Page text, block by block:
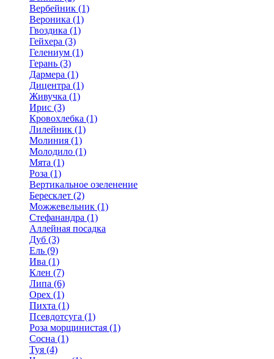
Вербейник (1)
Вероника (1)
Гвоздика (1)
Гейхера (3)
Гелениум (1)
Герань (3)
Дармера (1)
Дицентра (1)
Живучка (1)
Ирис (3)
Кровохлебка (1)
Лилейник (1)
Молиния (1)
Молодило (1)
Мята (1)
Роза (1)
Вертикальное озеленение
Бересклет (2)
Можжевельник (1)
Стефанандра (1)
Аллейная посадка
Дуб (3)
Ель (9)
Ива (1)
Клен (7)
Липа (6)
Орех (1)
Пихта (1)
Псевдотсуга (1)
Роза морщинистая (1)
Сосна (1)
Туя (4)